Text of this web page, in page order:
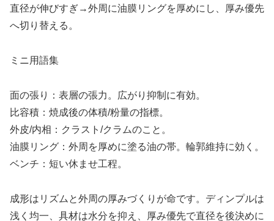
直径が伸びすぎ→外周に油膜リングを厚めにし、厚み優先
へ切り替える。
ミニ用語集
面の張り：表層の張力。広がり抑制に有効。
比容積：焼成後の体積/粉量の指標。
外皮/内相：クラスト/クラムのこと。
油膜リング：外周を厚めに塗る油の帯。輪郭維持に効く。
ベンチ：短い休ませ工程。
成形はリズムと外周の厚みづくりが命です。ディンプルは
浅く均一、具材は水分を抑え、厚み優先で直径を後決めに